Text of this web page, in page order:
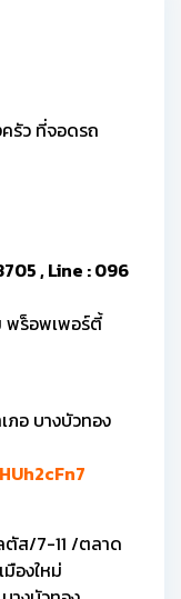
รัว ที่จอดรถ
, Line : 096
พร็อพเพอร์ตี้
ภอ บางบัวทอง
ตัส/7-11 /ตลาด
องใหม่